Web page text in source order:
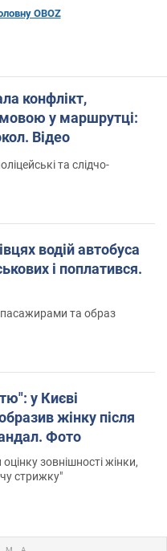
OBOZ
конфлікт,
у маршрутці:
Відео
та слідчо-
водій автобуса
і поплатився.
пасажирами та образ
у Києві
жінку після
Фото
зовнішності жінки,
стрижку"